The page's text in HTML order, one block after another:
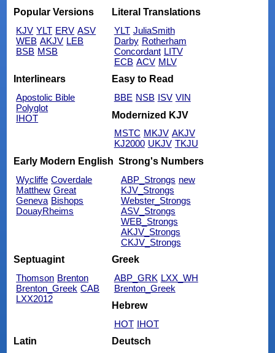
Popular Versions
KJV YLT ERV ASV
WEB AKJV LEB
BSB MSB
Literal Translations
YLT JuliaSmith
Darby Rotherham
Concordant LITV
ECB ACV MLV
Interlinears
Apostolic Bible
Polyglot
IHOT
Easy to Read
BBE NSB ISV VIN
Modernized KJV
MSTC MKJV AKJV
KJ2000 UKJV TKJU
Early Modern English
Wycliffe Coverdale
Matthew Great
Geneva Bishops
DouayRheims
Strong's Numbers
ABP_Strongs new
KJV_Strongs
Webster_Strongs
ASV_Strongs
WEB_Strongs
AKJV_Strongs
CKJV_Strongs
Septuagint
Thomson Brenton
Brenton_Greek CAB
LXX2012
Greek
ABP_GRK LXX_WH
Brenton_Greek
Hebrew
HOT IHOT
Latin
Deutsch